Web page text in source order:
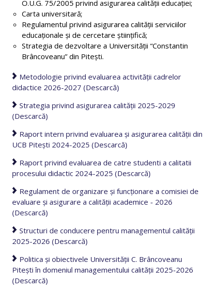
O.U.G. 75/2005 privind asigurarea calităţii educaţiei;
Carta universitară;
Regulamentul privind asigurarea calităţii serviciilor
educaţionale şi de cercetare ştiinţifică;
Strategia de dezvoltare a Universităţii “Constantin
Brâncoveanu” din Piteşti.
Metodologie privind evaluarea activității cadrelor
didactice 2026-2027 (Descarcă)
Strategia privind asigurarea calității 2025-2029
(Descarcă)
Raport intern privind evaluarea și asigurarea calității din
UCB Pitești 2024-2025 (Descarcă)
Raport privind evaluarea de catre studenti a calitatii
procesului didactic 2024-2025 (Descarcă)
Regulament de organizare și funcționare a comisiei de
evaluare și asigurare a calității academice - 2026
(Descarcă)
Structuri de conducere pentru managementul calităţii
2025-2026 (Descarcă)
Politica și obiectivele Universității C. Brâncoveanu
Pitești în domeniul managementului calității 2025-2026
(Descarcă)